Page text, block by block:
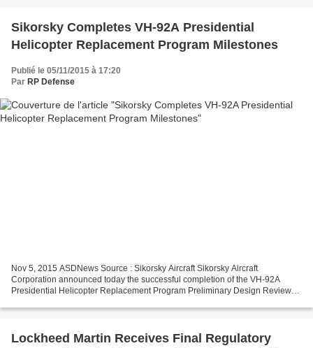
Sikorsky Completes VH-92A Presidential
Helicopter Replacement Program Milestones
Publié le 05/11/2015 à 17:20
Par RP Defense
Nov 5, 2015 ASDNews Source : Sikorsky Aircraft Sikorsky Aircraft
Corporation announced today the successful completion of the VH-92A
Presidential Helicopter Replacement Program Preliminary Design Review
Lockheed Martin Receives Final Regulatory